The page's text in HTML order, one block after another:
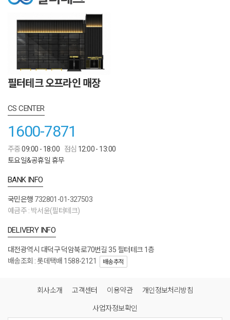
필터테크 오프라인 매장
CS CENTER
1600-7871
주중09:00 - 18:00 점심 12:00 - 13:00
토요일&공휴일 휴무
BANK INFO
국민은행 732801-01-327503
예금주 : 박서윤(필터테크)
DELIVERY INFO
대전광역시 대덕구 덕암북로70번길 35 필터테크 1층
배송조회 : 롯데택배 1588-2121
배송추적
회사소개 고객센터 이용약관 개인정보처리방침
사업자정보확인